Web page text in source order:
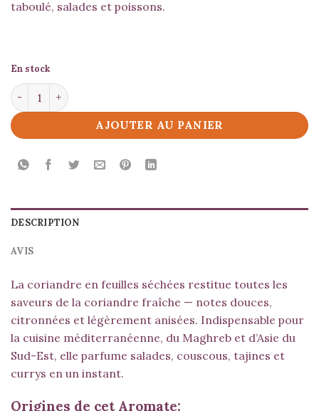
taboulé, salades et poissons.
En stock
quantité de Coriandre en Feuilles
AJOUTER AU PANIER
DESCRIPTION
AVIS
La coriandre en feuilles séchées restitue toutes les
saveurs de la coriandre fraîche — notes douces,
citronnées et légèrement anisées. Indispensable pour
la cuisine méditerranéenne, du Maghreb et d’Asie du
Sud-Est, elle parfume salades, couscous, tajines et
currys en un instant.
Origines de cet Aromate: